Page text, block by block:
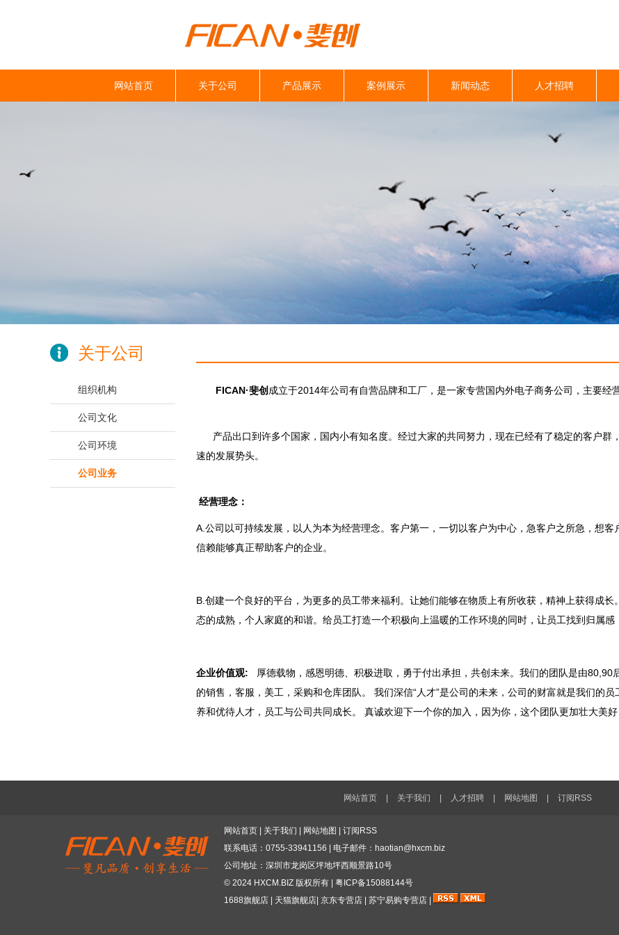
网站首页 关于公司 产品展示 案例展示 新闻动态 人才招聘
关于公司
组织机构
公司文化
公司环境
公司业务
FICAN·斐创 成立于2014年公司有自营品牌和工厂，是一家专营国内外电子商务公司，主要经
产品出口到许多个国家，国内小有知名度。经过大家的共同努力，现在已经有了稳定的客户群
速的发展势头。
经营理念：
A.公司以可持续发展，以人为本为经营理念。客户第一，一切以客户为中心，急客户之所急，想
信赖能够真正帮助客户的企业。
B.创建一个良好的平台，为更多的员工带来福利。让她们能够在物质上有所收获，精神上获得成
态的成熟，个人家庭的和谐。给员工打造一个积极向上温暖的工作环境的同时，让员工找到归属感
企业价值观: 厚德载物，感恩明德、积极进取，勇于付出承担，共创未来。我们的团队是由
的销售，客服，美工，采购和仓库团队。 我们深信“人才”是公司的未来，公司的财富就是我们的
养和优待人才，员工与公司共同成长。 真诚欢迎下一个你的加入，因为你，这个团队更加壮大美好
网站首页 关于我们 人才招聘 网站地图 订阅RSS
网站首页 关于我们 网站地图
订阅RSS
联系电话：0755-33941156 | 电子邮件：haotian@hxcm.biz
公司地址：深圳市龙岗区坪地坪西顺景路10号
© 2024 HXCM.BIZ 版权所有
粤ICP备15088144号
1688旗舰店
天猫旗舰店 | 京东专营店 | 苏宁易购专营店 |